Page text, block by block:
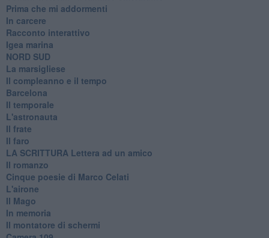
Prima che mi addormenti
In carcere
Racconto interattivo
Igea marina
​NORD SUD
La marsigliese
Il compleanno e il tempo
Barcelona
Il temporale
L'astronauta
Il frate
Il faro
​LA SCRITTURA Lettera ad un amico
Il romanzo
Cinque poesie di Marco Celati
L'airone
Il Mago
In memoria
Il montatore di schermi